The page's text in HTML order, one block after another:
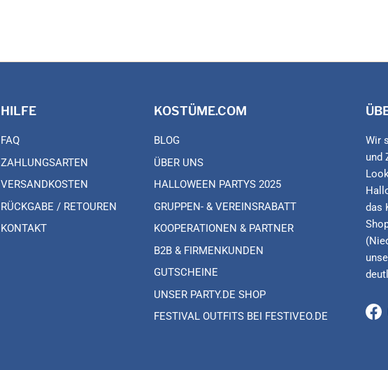
HILFE
FAQ
ZAHLUNGSARTEN
VERSANDKOSTEN
RÜCKGABE / RETOUREN
KONTAKT
KOSTÜME.COM
BLOG
ÜBER UNS
HALLOWEEN PARTYS 2025
GRUPPEN- & VEREINSRABATT
KOOPERATIONEN & PARTNER
B2B & FIRMENKUNDEN
GUTSCHEINE
UNSER PARTY.DE SHOP
FESTIVAL OUTFITS BEI FESTIVEO.DE
Wir
und
das